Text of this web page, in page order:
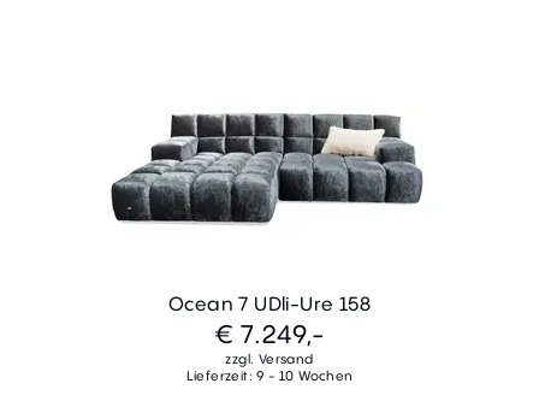
Ocean 7 UDli-Ure 158
€ 7.249,-
zzgl. Versand
Lieferzeit: 9 - 10 Wochen